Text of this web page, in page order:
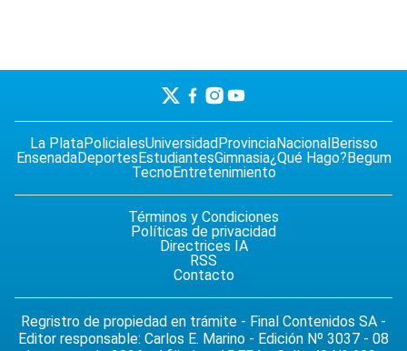
La PlataPolicialesUniversidad ProvinciaNacional Berisso
EnsenadaDeportes EstudiantesGimnasia¿Qué Hago? Begum
TecnoEntretenimiento
Términos y Condiciones
Políticas de privacidad
Directrices IA
RSS
Contacto
Regristro de propiedad en trámite - Final Contenidos SA -
Editor responsable: Carlos E. Marino - Edición Nº 3037 - 08